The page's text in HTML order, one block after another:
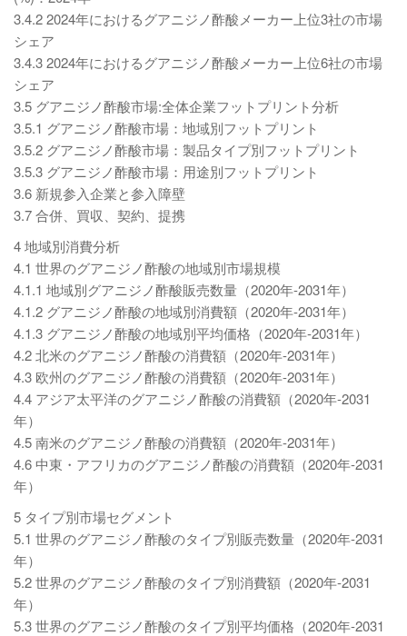
3.4.2 2024年におけるグアニジノ酢酸メーカー上位3社の市場
シェア
3.4.3 2024年におけるグアニジノ酢酸メーカー上位6社の市場
シェア
3.5 グアニジノ酢酸市場:全体企業フットプリント分析
3.5.1 グアニジノ酢酸市場：地域別フットプリント
3.5.2 グアニジノ酢酸市場：製品タイプ別フットプリント
3.5.3 グアニジノ酢酸市場：用途別フットプリント
3.6 新規参入企業と参入障壁
3.7 合併、買収、契約、提携
4 地域別消費分析
4.1 世界のグアニジノ酢酸の地域別市場規模
4.1.1 地域別グアニジノ酢酸販売数量（2020年-2031年）
4.1.2 グアニジノ酢酸の地域別消費額（2020年-2031年）
4.1.3 グアニジノ酢酸の地域別平均価格（2020年-2031年）
4.2 北米のグアニジノ酢酸の消費額（2020年-2031年）
4.3 欧州のグアニジノ酢酸の消費額（2020年-2031年）
4.4 アジア太平洋のグアニジノ酢酸の消費額（2020年-2031
年）
4.5 南米のグアニジノ酢酸の消費額（2020年-2031年）
4.6 中東・アフリカのグアニジノ酢酸の消費額（2020年-2031
年）
5 タイプ別市場セグメント
5.1 世界のグアニジノ酢酸のタイプ別販売数量（2020年-2031
年）
5.2 世界のグアニジノ酢酸のタイプ別消費額（2020年-2031
年）
5.3 世界のグアニジノ酢酸のタイプ別平均価格（2020年-2031